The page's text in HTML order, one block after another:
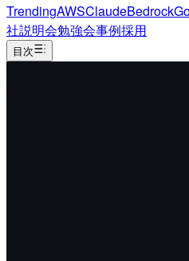
TrendingAWSClaudeBedrock
社説明会勉強会事例採用
目次